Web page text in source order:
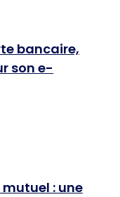
bancaire,
son e-
: une